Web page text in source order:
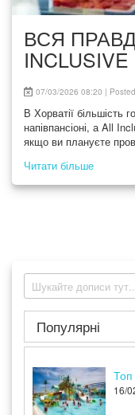
ВСЯ
07/03/2026 08:20 |
В Хорватії більшість
напівпансіоні, а All
якщо ви плануєте
Хоча All Inclusive
та напоїв
Читати більше
Популярні
Топ
16/